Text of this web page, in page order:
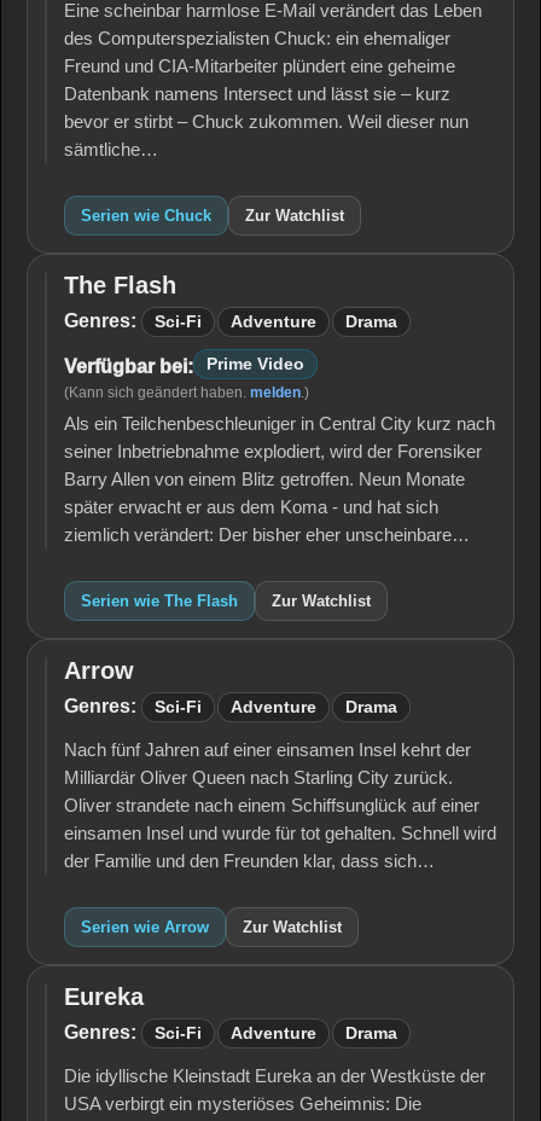
Eine scheinbar harmlose E-Mail verändert das Leben
des Computerspezialisten Chuck: ein ehemaliger
Freund und CIA-Mitarbeiter plündert eine geheime
Datenbank namens Intersect und lässt sie – kurz
bevor er stirbt – Chuck zukommen. Weil dieser nun
sämtliche…
Serien wie Chuck Zur Watchlist
The
Flash
The Flash
Genres: Sci-Fi Adventure Drama
Verfügbar bei: Prime Video
(Kann sich geändert haben. melden.)
Als ein Teilchenbeschleuniger in Central City kurz nach
seiner Inbetriebnahme explodiert, wird der Forensiker
Barry Allen von einem Blitz getroffen. Neun Monate
später erwacht er aus dem Koma - und hat sich
ziemlich verändert: Der bisher eher unscheinbare…
Serien wie The Flash Zur Watchlist
Arrow
Arrow
Genres: Sci-Fi Adventure Drama
Nach fünf Jahren auf einer einsamen Insel kehrt der
Milliardär Oliver Queen nach Starling City zurück.
Oliver strandete nach einem Schiffsunglück auf einer
einsamen Insel und wurde für tot gehalten. Schnell wird
der Familie und den Freunden klar, dass sich…
Serien wie Arrow Zur Watchlist
Eureka
Eureka
Genres: Sci-Fi Adventure Drama
Die idyllische Kleinstadt Eureka an der Westküste der
USA verbirgt ein mysteriöses Geheimnis: Die